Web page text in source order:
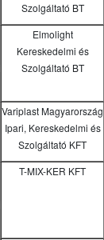
Szolgáltató BT
Elmolight
Kereskedelmi és
Szolgáltató BT
Variplast Magyarország
Ipari, Kereskedelmi és
Szolgáltató KFT
T-MIX-KER KFT